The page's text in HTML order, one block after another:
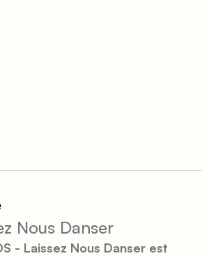
Nous Danser
- Laissez Nous Danser est